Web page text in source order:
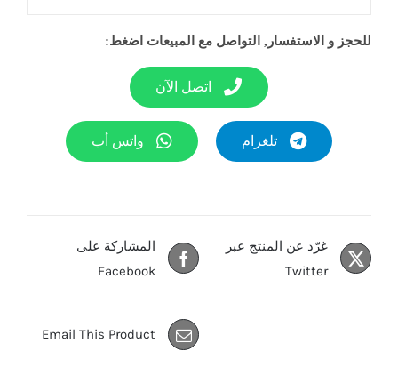
للحجز و الاستفسار, التواصل مع المبيعات اضغط:
اتصل الآن
تلغرام واتس أب
المشاركة على
Facebook
غرّد عن المنتج عبر
Twitter
Email This Product